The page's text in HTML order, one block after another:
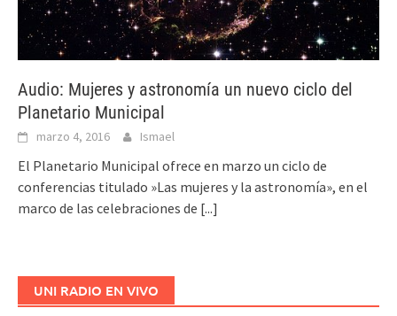
Audio: Mujeres y astronomía un nuevo ciclo del
Planetario Municipal
marzo 4, 2016 Ismael
El Planetario Municipal ofrece en marzo un ciclo de
conferencias titulado »Las mujeres y la astronomía», en el
marco de las celebraciones de [...]
UNI RADIO EN VIVO